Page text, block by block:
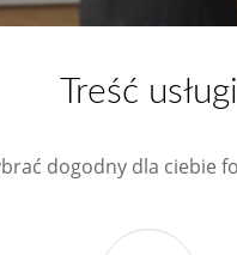
Treść usługi
dogodny dla ciebie